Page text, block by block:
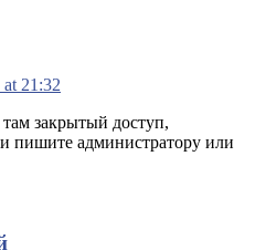
21:32
закрытый доступ,
и пишите администратору или